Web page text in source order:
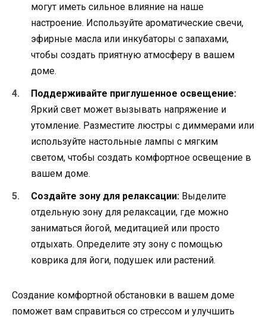
могут иметь сильное влияние на наше
настроение. Используйте ароматические свечи,
эфирные масла или инкубаторы с запахами,
чтобы создать приятную атмосферу в вашем
доме.
Поддерживайте приглушенное освещение:
Яркий свет может вызывать напряжение и
утомление. Разместите люстры с диммерами или
используйте настольные лампы с мягким
светом, чтобы создать комфортное освещение в
вашем доме.
Создайте зону для релаксации: Выделите
отдельную зону для релаксации, где можно
заниматься йогой, медитацией или просто
отдыхать. Определите эту зону с помощью
коврика для йоги, подушек или растений.
Создание комфортной обстановки в вашем доме
поможет вам справиться со стрессом и улучшить